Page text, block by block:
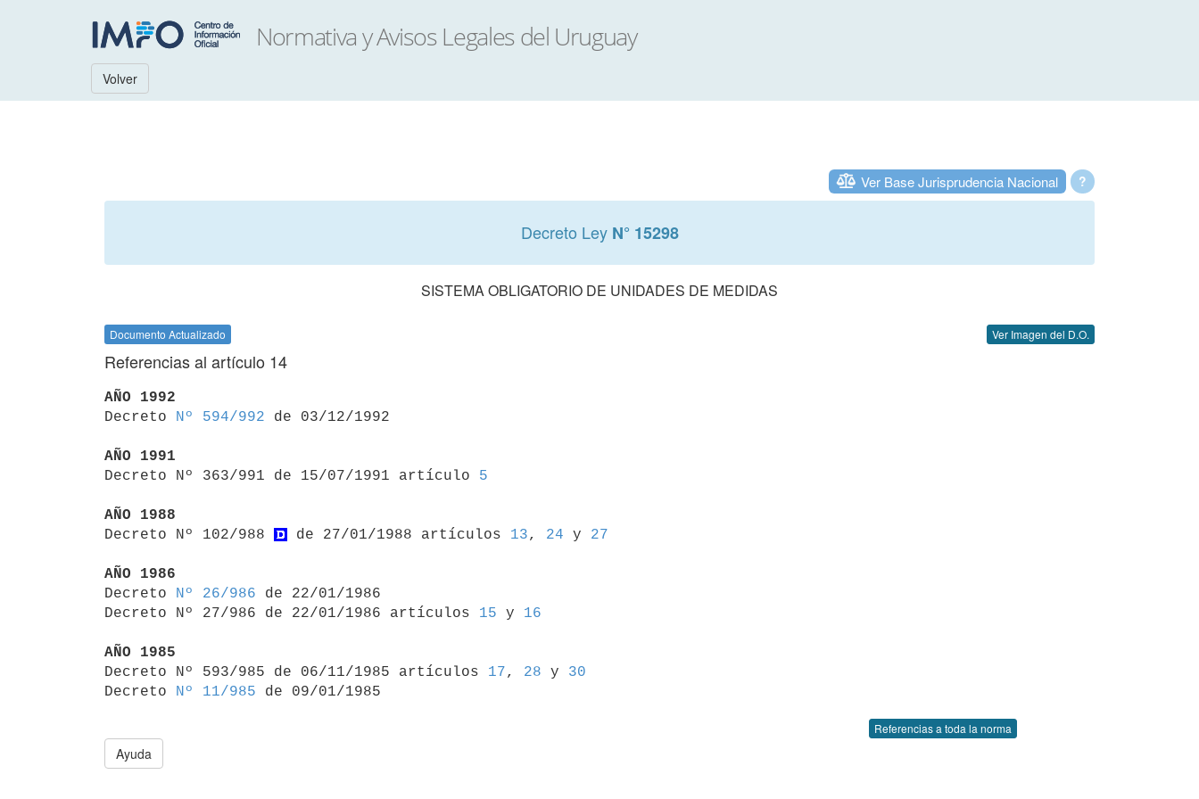
Volver
?
Ver Base Jurisprudencia Nacional
Decreto Ley N° 15298
SISTEMA OBLIGATORIO DE UNIDADES DE MEDIDAS
Documento Actualizado Ver Imagen del D.O.
Referencias al artículo 14
AÑO 1992
Decreto
Nº 594/992 de 03/12/1992
AÑO 1991
Decreto Nº 363/991 de 15/07/1991 artículo 5
AÑO 1988
Decreto Nº 102/988
de 27/01/1988 artículos 13, 24 y 27
AÑO 1986
Decreto
Nº 26/986 de 22/01/1986
Decreto Nº 27/986 de 22/01/1986 artículos 15 y 16
AÑO 1985
Decreto Nº 593/985 de 06/11/1985 artículos 17, 28 y 30
Decreto
Nº 11/985
Referencias a toda la norma
Ayuda